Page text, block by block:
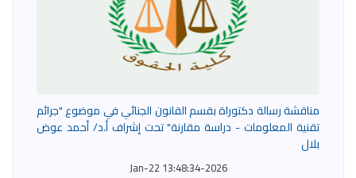
مناقشة رسالة دكتوراة بقسم القانون الجنائي في موضوع "جرائم
تقنية المعلومات - دراسة مقارنة" تحت إشراف أ.د/ أحمد عوض
بلال
2026-Jan-22 13:48:34